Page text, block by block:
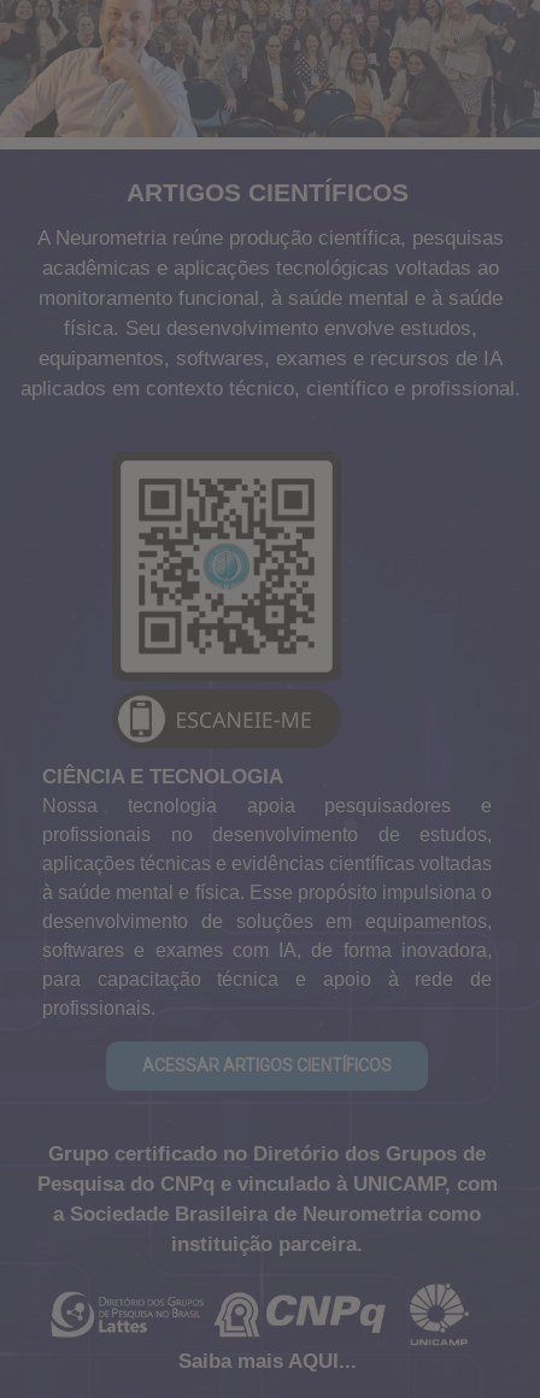
ARTIGOS CIENTÍFICOS
A Neurometria reúne produção científica, pesquisas
acadêmicas e aplicações tecnológicas voltadas ao
monitoramento funcional, à saúde mental e à saúde
física. Seu desenvolvimento envolve estudos,
equipamentos, softwares, exames e recursos de IA
aplicados em contexto técnico, científico e profissional.
CIÊNCIA E TECNOLOGIA
Nossa tecnologia apoia pesquisadores e
profissionais no desenvolvimento de estudos,
aplicações técnicas e evidências científicas voltadas
à saúde mental e física. Esse propósito impulsiona o
desenvolvimento de soluções em equipamentos,
softwares e exames com IA, de forma inovadora,
para capacitação técnica e apoio à rede de
profissionais.
ACESSAR ARTIGOS CIENTÍFICOS
Grupo certificado no Diretório dos Grupos de
Pesquisa do CNPq e vinculado à UNICAMP, com
a Sociedade Brasileira de Neurometria como
instituição parceira.
Saiba mais AQUI...